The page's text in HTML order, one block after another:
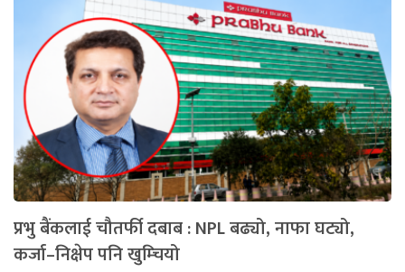
प्रभु बैंकलाई चौतर्फी दबाब : NPL बढ्यो, नाफा घट्यो,
कर्जा–निक्षेप पनि खुम्चियो